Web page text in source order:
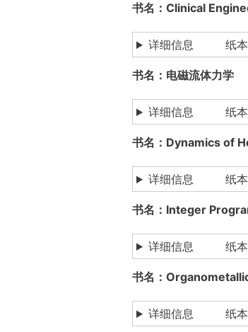
书名：Clinical
详细信息 纸本索
书名：电磁流体力
详细信息 纸本索
书名：Dynamics
详细信息 纸本索
书名：Integer
详细信息 纸本索
书名：
详细信息 纸本索